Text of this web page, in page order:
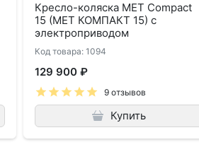
Кресло-коляска MET Compact
15 (МЕТ КОМПАКТ 15) с
электроприводом
Код товара: 1094
129 900 ₽
9 отзывов
Купить